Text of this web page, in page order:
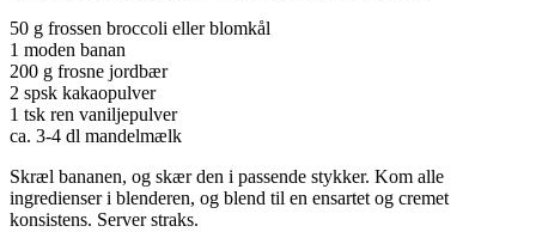
50 g frossen broccoli eller blomkål
1 moden banan
200 g frosne jordbær
2 spsk kakaopulver
1 tsk ren vaniljepulver
ca. 3-4 dl mandelmælk
Skræl bananen, og skær den i passende stykker. Kom alle
ingredienser i blenderen, og blend til en ensartet og cremet
konsistens. Server straks.